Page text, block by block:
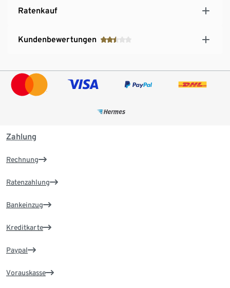
Ratenkauf
Kundenbewertungen
Zahlung
Rechnung
Ratenzahlung
Bankeinzug
Kreditkarte
Paypal
Vorauskasse